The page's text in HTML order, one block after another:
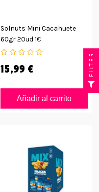
Solnuts Mini Cacahuete
60gr 20ud 1€
15,99 €
Añadir al carrito
FILTER